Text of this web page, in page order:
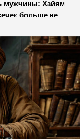
мужчины: Хайям
больше не